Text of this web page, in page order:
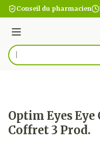
Aller au contenu
Conseil du pharmacien
Menu
Rechercher
Optim Eyes
Coffret 3 Prod.